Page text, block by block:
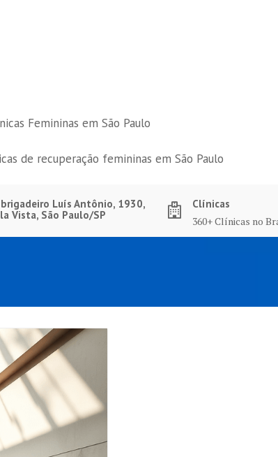
Femininas em São Paulo
de recuperação femininas em São Paulo
brigadeiro Luís Antônio, 1930,
Vista, São Paulo/SP
Clínicas
360+ Clínicas no